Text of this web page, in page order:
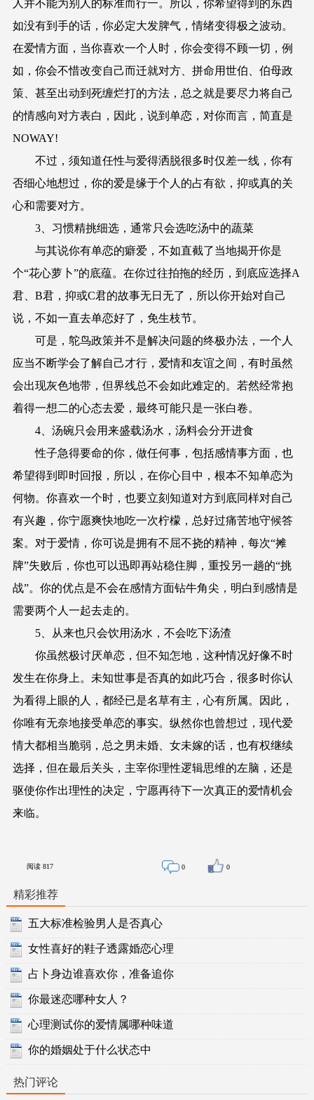
人并不能为别人的标准而行一。所以，你希望得到的东西
如没有到手的话，你必定大发脾气，情绪变得极之波动。
在爱情方面，当你喜欢一个人时，你会变得不顾一切，例
如，你会不惜改变自己而迁就对方、拼命用世伯、伯母政
策、甚至出动到死缠烂打的方法，总之就是要尽力将自己
的情感向对方表白，因此，说到单恋，对你而言，简直是
NOWAY!
不过，须知道任性与爱得洒脱很多时仅差一线，你有
否细心地想过，你的爱是缘于个人的占有欲，抑或真的关
心和需要对方。
3、习惯精挑细选，通常只会选吃汤中的蔬菜
与其说你有单恋的癖爱，不如直截了当地揭开你是
个“花心萝卜”的底蕴。在你过往拍拖的经历，到底应选择A
君、B君，抑或C君的故事无日无了，所以你开始对自己
说，不如一直去单恋好了，免生枝节。
可是，鸵鸟政策并不是解决问题的终极办法，一个人
应当不断学会了解自己才行，爱情和友谊之间，有时虽然
会出现灰色地带，但界线总不会如此难定的。若然经常抱
着得一想二的心态去爱，最终可能只是一张白卷。
4、汤碗只会用来盛载汤水，汤料会分开进食
性子急得要命的你，做任何事，包括感情事方面，也
希望得到即时回报，所以，在你心目中，根本不知单恋为
何物。你喜欢一个时，也要立刻知道对方到底同样对自己
有兴趣，你宁愿爽快地吃一次柠檬，总好过痛苦地守候答
案。对于爱情，你可说是拥有不屈不挠的精神，每次“摊
牌”失败后，你也可以迅即再站稳住脚，重投另一趟的“挑
战”。你的优点是不会在感情方面钻牛角尖，明白到感情是
需要两个人一起去走的。
5、从来也只会饮用汤水，不会吃下汤渣
你虽然极讨厌单恋，但不知怎地，这种情况好像不时
发生在你身上。未知世事是否真的如此巧合，很多时你认
为看得上眼的人，都经已是名草有主，心有所属。因此，
你唯有无奈地接受单恋的事实。纵然你也曾想过，现代爱
情大都相当脆弱，总之男未婚、女未嫁的话，也有权继续
选择，但在最后关头，主宰你理性逻辑思维的左脑，还是
驱使你作出理性的决定，宁愿再待下一次真正的爱情机会
来临。
阅读 817 0 0
精彩推荐
五大标准检验男人是否真心
女性喜好的鞋子透露婚恋心理
占卜身边谁喜欢你，准备追你
你最迷恋哪种女人？
心理测试你的爱情属哪种味道
你的婚姻处于什么状态中
热门评论